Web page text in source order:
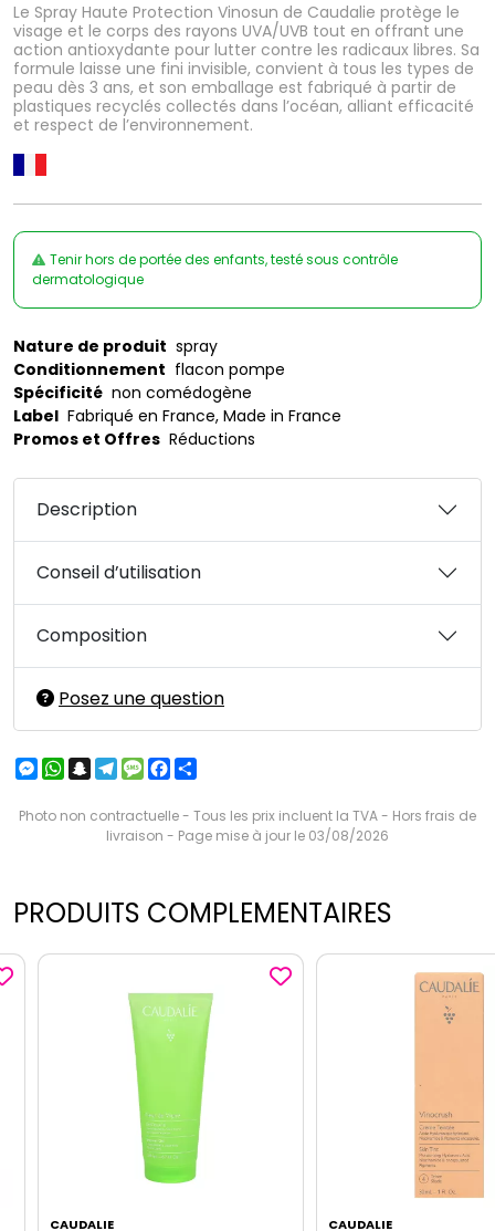
Le Spray Haute Protection Vinosun de Caudalie protège le
visage et le corps des rayons UVA/UVB tout en offrant une
action antioxydante pour lutter contre les radicaux libres. Sa
formule laisse une fini invisible, convient à tous les types de
peau dès 3 ans, et son emballage est fabriqué à partir de
plastiques recyclés collectés dans l’océan, alliant efficacité
et respect de l’environnement.
Tenir hors de portée des enfants, testé sous contrôle
dermatologique
Nature de produit spray
Conditionnement flacon pompe
Spécificité non comédogène
Label Fabriqué en France, Made in France
Promos et Offres Réductions
Description
Conseil d’utilisation
Composition
Posez une question
Messenger
WhatsApp
Snapchat
Telegram
MessageFacebook
Photo non contractuelle - Tous les prix incluent la TVA - Hors frais de
livraison - Page mise à jour le 03/08/2026
PRODUITS COMPLEMENTAIRES
CAUDALIE CAUDALIE